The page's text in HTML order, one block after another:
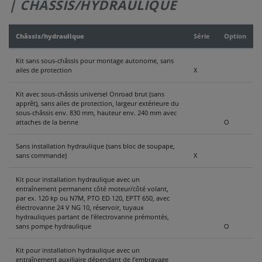
| CHÂSSIS/HYDRAULIQUE
Châssis/hydraulique Série Option
Kit sans sous-châssis pour montage autonome, sans
ailes de protection
X
Kit avec sous-châssis universel Onroad brut (sans
apprêt), sans ailes de protection, largeur extérieure du
sous-châssis env. 830 mm, hauteur env. 240 mm avec
attaches de la benne
O
Sans installation hydraulique (sans bloc de soupape,
sans commande)
X
Kit pour installation hydraulique avec un
entraînement permanent côté moteur/côté volant,
par ex. 120 kp ou N7M, PTO ED 120, EPTT 650, avec
électrovanne 24 V NG 10, réservoir, tuyaux
hydrauliques partant de l’électrovanne prémontés,
sans pompe hydraulique
O
Kit pour installation hydraulique avec un
entraînement auxiliaire dépendant de l’embrayage